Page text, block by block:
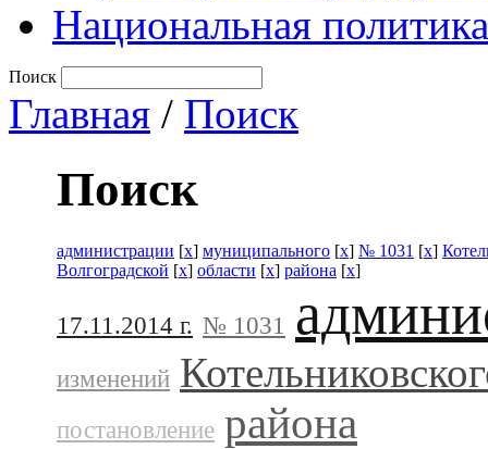
Национальная политика
Поиск
Главная / Поиск
Поиск
администрации [x] муниципального [x] № 1031 [x]
Волгоградской [x] области [x] района [x]
17.11.2014 г. № 1031
изменений
постановление района